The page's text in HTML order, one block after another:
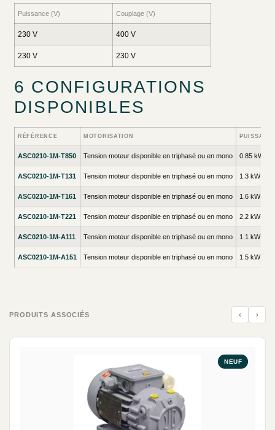
Puissance (V) Couplage (V)
230 V 400 V
230 V 230 V
6 CONFIGURATIONS
DISPONIBLES
RÉFÉRENCE MOTORISATION
ASC0210-1M-T850 Tension moteur disponible en triphasé ou en mono 0.85 kW
ASC0210-1M-T131 Tension moteur disponible en triphasé ou en mono 1.3 kW
ASC0210-1M-T161 Tension moteur disponible en triphasé ou en mono 1.6 kW
ASC0210-1M-T221 Tension moteur disponible en triphasé ou en mono 2.2 kW
ASC0210-1M-A111 Tension moteur disponible en triphasé ou en mono 1.1 kW
ASC0210-1M-A151 Tension moteur disponible en triphasé ou en mono 1.5 kW
PRODUITS ASSOCIÉS ‹ ›
NEUF